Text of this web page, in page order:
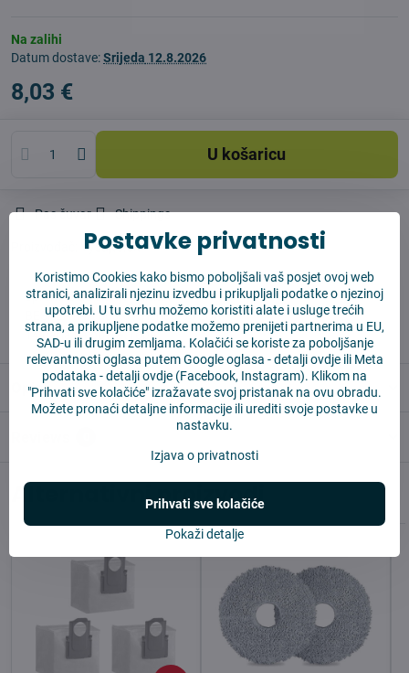
Na zalihi
Datum dostave:Srijeda 12.8.2026
8,03 €
U košaricu
Pas čuvar Shippings
Vysajto.sk
✅ Spremno za slanje odmah
✅ BESPLATNA dostava iznad 55 EUR
✅ 14 dana za povrat robe
Opis
Alternativni proizvodi
Postavke privatnosti
Koristimo Cookies kako bismo poboljšali vaš posjet ovoj web
stranici, analizirali njezinu izvedbu i prikupljali podatke o njezinoj
upotrebi. U tu svrhu možemo koristiti alate i usluge trećih
strana, a prikupljene podatke možemo prenijeti partnerima u EU,
SAD-u ili drugim zemljama. Kolačići se koriste za poboljšanje
relevantnosti oglasa putem Google oglasa -detalji ovdjeili Meta
podataka -detalji ovdje (Facebook, Instagram). Klikom na
"Prihvati sve kolačiće" izražavate svoj pristanak na ovu obradu.
Možete pronaći detaljne informacije ili urediti svoje postavke u
nastavku.
Izjava o privatnosti
Pokaži detalje
Prihvati sve kolačiće